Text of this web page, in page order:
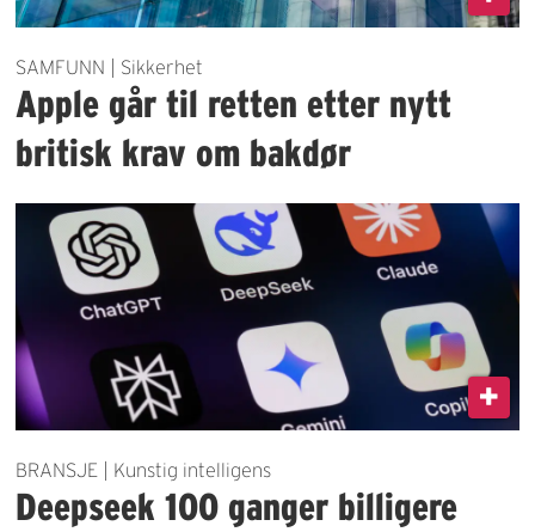
SAMFUNN | Sikkerhet
Apple går til retten etter nytt
britisk krav om bakdør
BRANSJE | Kunstig intelligens
Deepseek 100 ganger billigere